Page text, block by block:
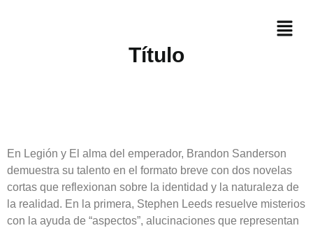
Título
En Legión y El alma del emperador, Brandon Sanderson
demuestra su talento en el formato breve con dos novelas
cortas que reflexionan sobre la identidad y la naturaleza de
la realidad. En la primera, Stephen Leeds resuelve misterios
con la ayuda de “aspectos”, alucinaciones que representan